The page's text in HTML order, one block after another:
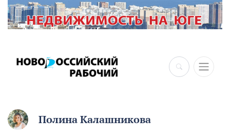
×
Полина Калашникова